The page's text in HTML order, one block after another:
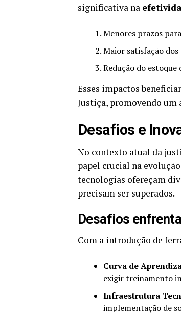
significativa na
Menores prazos
Maior satisfação
Redução do estoque
Esses impactos
Justiça, promovendo um
Desafios e
No contexto atual da
papel crucial na
tecnologias ofereçam
precisam ser superados.
Desafios
Com a introdução de
Curva de
exigir treinamento
Infraestrutura
implementação de